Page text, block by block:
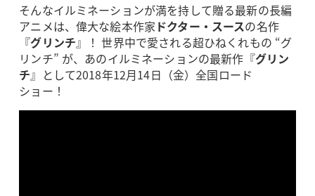
そんなイルミネーションが満を持して贈る最新の長編
アニメは、偉大な絵本作家 ドクター・スースの名作
『グリンチ』！ 世界中で愛される超ひねくれもの “グ
リンチ” が、あのイルミネーションの最新作『グリン
チ』として2018年12月14日（金）全国ロード
ショー！